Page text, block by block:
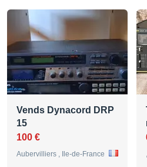
Vends Dynacord DRP
15
100 €
Aubervilliers , Ile-de-France